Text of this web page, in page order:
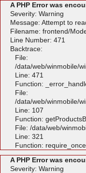
A PHP Error was
Severity: Warning
Message: Attempt to
Filename: frontend/
Line Number: 471
Backtrace:
File:
/data/web/winmobile/
Line: 471
Function:
File:
/data/web/winmobile/
Line: 107
Function:
File: /data/web/
Line: 321
Function: require_once
A PHP Error was
Severity: Warning